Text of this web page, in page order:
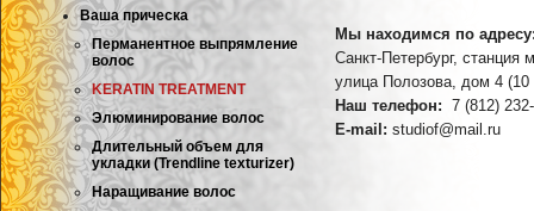
Ваша прическа
Перманентное выпрямление
волос
KERATIN TREATMENT
Элюминирование волос
Длительный объем для
укладки (Trendline texturizer)
Наращивание волос
Мы
Санкт-Петербург,
улица Полозова, дом 4
Наш телефон: 7
E-mail: